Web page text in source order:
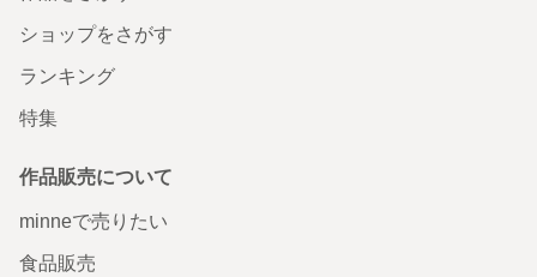
ショップをさがす
ランキング
特集
作品販売について
minneで売りたい
食品販売